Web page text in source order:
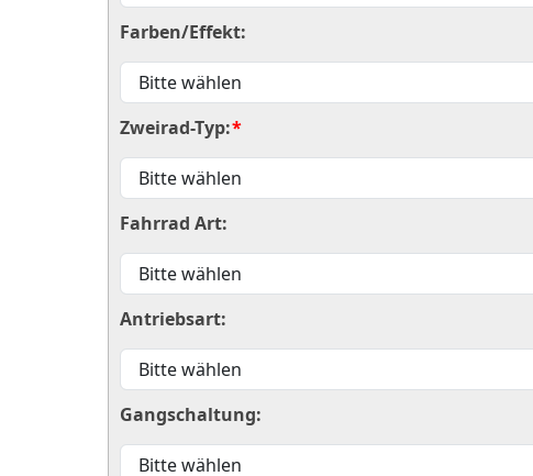
Farben/Effekt:
Zweirad-Typ:*
Fahrrad Art:
Antriebsart:
Gangschaltung: